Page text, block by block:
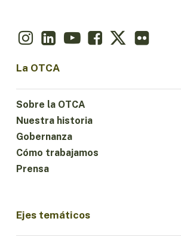
La OTCA
Sobre la OTCA
Nuestra historia
Gobernanza
Cómo trabajamos
Prensa
Ejes temáticos